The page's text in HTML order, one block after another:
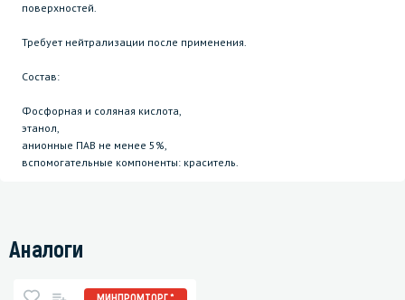
поверхностей.
Требует нейтрализации после применения.
Состав:
Фосфорная и соляная кислота,
этанол,
анионные ПАВ не менее 5%,
вспомогательные компоненты: краситель.
Аналоги